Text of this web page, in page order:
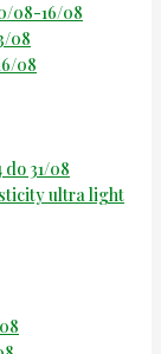
08-16/08
08
08
31/08
ultra light